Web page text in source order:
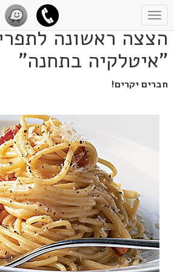
Toggle
navigation
הצצה ראשונה
"איטלקיה בתחנה"
חברים יקרים!